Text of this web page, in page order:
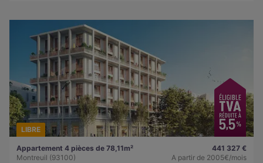
LIBRE
Appartement 4 pièces de 78,11m²
Montreuil (93100)
441 327 €
A partir de 2005€/mois